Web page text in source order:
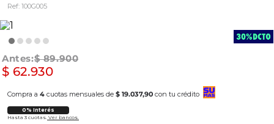
Ref: 100G005
$ 89.900
$ 62.930
Compra a 4 cuotas mensuales de $ 19.037,90 con tu crédito
0% Interés
Hasta 3 cuotas. Ver bancos.